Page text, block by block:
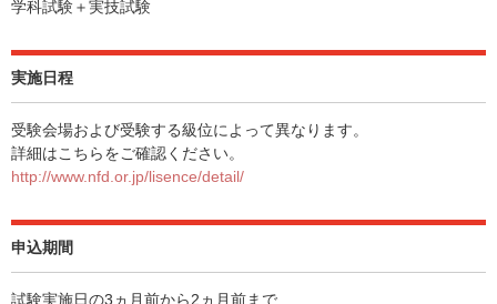
学科試験＋実技試験
実施日程
受験会場および受験する級位によって異なります。
詳細はこちらをご確認ください。
http://www.nfd.or.jp/lisence/detail/
申込期間
試験実施日の3ヵ月前から2ヵ月前まで